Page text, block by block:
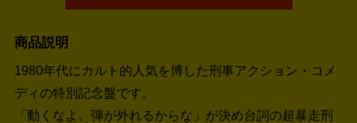
商品説明
1980年代にカルト的人気を博した刑事アクション・コメ
ディの特別記念盤です。
「動くなよ、弾が外れるからな」が決め台詞の超暴走刑